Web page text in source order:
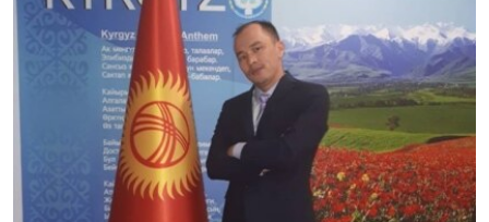
БИЗ ЖАНА ДҮЙНӨ
ДАНИСТЕ
ЭЖЕ-СИҢДИЛЕР
АЗАТТЫК+
ЫҢГАЙСЫЗ СУРООЛОР
Русский
ОНЛАЙН ШЕРИНЕ